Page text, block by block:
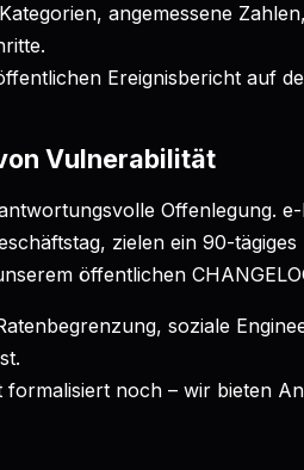
angemessene
Ereignisbericht auf
Vulnerabilität
Offenlegung.
zielen ein 90-
öffentlichen
soziale
formalisiert noch – wir bieten